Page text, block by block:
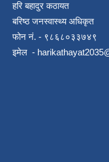
हरि बहादुर कठायत
बरिष्ठ जनस्वास्थ्य अधिकृत
फोन नं. - ९८६८०३३७४९
इमेल -